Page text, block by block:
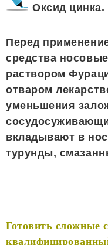
Оксид цинка.
Перед
средства
раствором
отваром
уменьшения
вкладывают в
турунды,
Готовить сложные